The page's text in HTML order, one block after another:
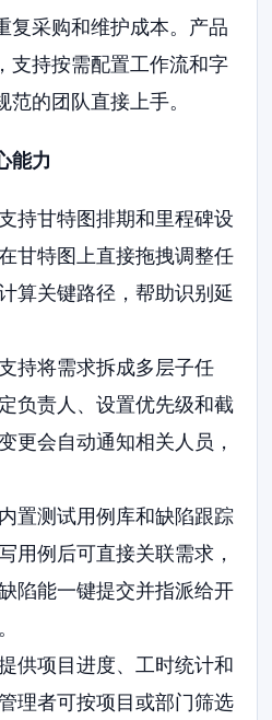
复采购和维护成本。产品
支持按需配置工作流和字
的团队直接上手。
能力
支持甘特图排期和里程碑设
甘特图上直接拖拽调整任
算关键路径，帮助识别延
持将需求拆成多层子任
负责人、设置优先级和截
更会自动通知相关人员，
内置测试用例库和缺陷跟踪
用例后可直接关联需求，
陷能一键提交并指派给开
供项目进度、工时统计和
理者可按项目或部门筛选